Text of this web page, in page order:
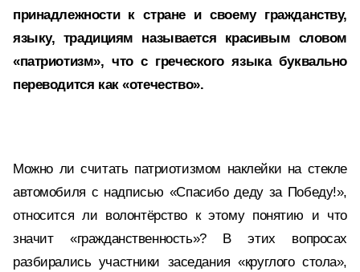
принадлежности к стране и своему гражданству,
языку, традициям называется красивым словом
«патриотизм», что с греческого языка буквально
переводится как «отечество».
Можно ли считать патриотизмом наклейки на стекле
автомобиля с надписью «Спасибо деду за Победу!»,
относится ли волонтёрство к этому понятию и что
значит «гражданственность»? В этих вопросах
разбирались участники заседания «круглого стола»,